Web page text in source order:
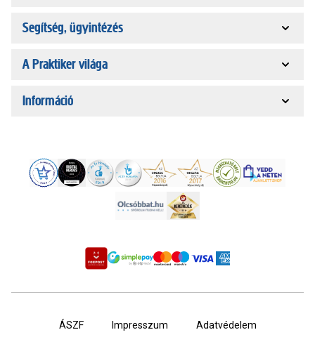
Segítség, ügyintézés
A Praktiker világa
Információ
ÁSZF Impresszum Adatvédelem